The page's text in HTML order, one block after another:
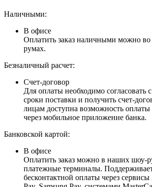
Наличными:
В офисе
Оплатить заказ наличными можно
румах.
Безналичный расчет:
Счет-договор
Для оплаты необходимо согласовать
сроки поставки и получить счет-
лицам доступна возможность оплаты
через мобильное приложение банка.
Банковской картой:
В офисе
Оплатить заказ можно в наших шоу-
платежные терминалы.
бесконтактной оплаты через